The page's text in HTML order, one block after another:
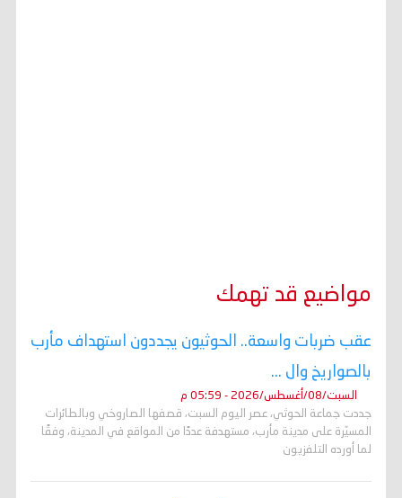
مواضيع قد تهمك
عقب ضربات واسعة.. الحوثيون يجددون استهداف مأرب
بالصواريخ وال ...
السبت/08/أغسطس/2026 - 05:59 م
جددت جماعة الحوثي، عصر اليوم السبت، قصفها الصاروخي وبالطائرات
المسيّرة على مدينة مأرب، مستهدفة عددًا من المواقع في المدينة، وفقًا
لما أورده التلفزيون